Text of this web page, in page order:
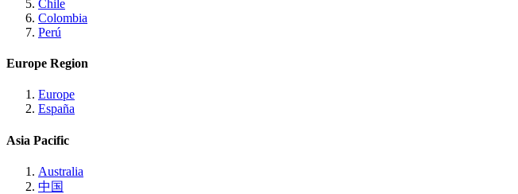
Chile
Colombia
Perú
Europe Region
Europe
España
Asia Pacific
Australia
中国